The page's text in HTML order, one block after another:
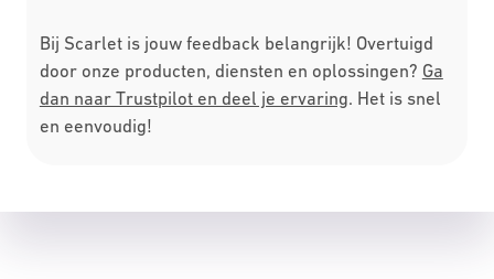
Bij Scarlet is jouw feedback belangrijk! Overtuigd
door onze producten, diensten en oplossingen? Ga
dan naar Trustpilot en deel je ervaring. Het is snel
en eenvoudig!